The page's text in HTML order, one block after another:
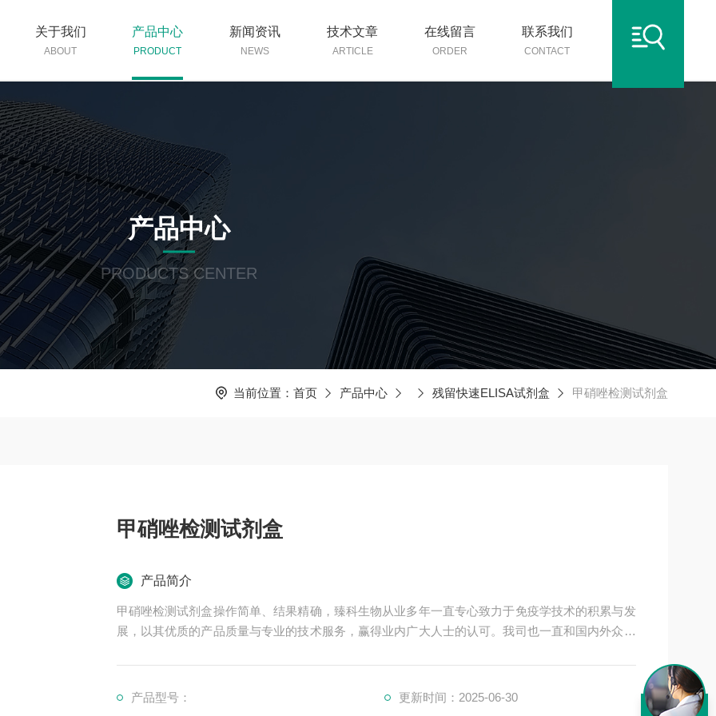
关于我们
ABOUT
产品中心
PRODUCT
新闻资讯
NEWS
技术文章
ARTICLE
在线留言
ORDER
联系我们
CONTACT
产品中心
PRODUCTS CENTER
当前位置： 首页 产品中心 残留快速ELISA试剂盒 甲硝唑检测试剂盒
甲硝唑检测试剂盒
产品简介
甲硝唑检测试剂盒操作简单、结果精确，臻科生物从业多年一直专心致力于免疫学技术的积累与发
展，以其优质的产品质量与专业的技术服务，赢得业内广大人士的认可。我司也一直和国内外众多
产品型号： 更新时间：2025-06-30